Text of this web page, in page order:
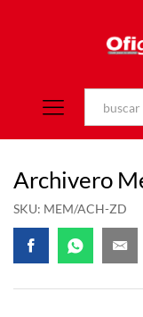
Archivero
SKU: MEM/ACH-ZD